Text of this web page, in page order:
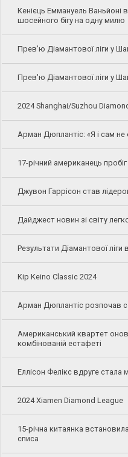
Кенієць Еммануель Ваньйоні
шосейного бігу на одну милю
Прев'ю Діамантової ліги у
Прев'ю Діамантової ліги у
2024 Shanghai/Suzhou
Арман Дюплантіс: «Я і сам не
17-річний американець
Джувон Гаррісон став
Дайджест новин зі світу
Результати Діамантової ліги
Kip Keino Classic 2024
Арман Дюплантіс розпочав
Американський квартет
комбінованій естафеті
Еллісон Фелікс вдруге
2024 Xiamen Diamond League
15-річна китаянка
списа